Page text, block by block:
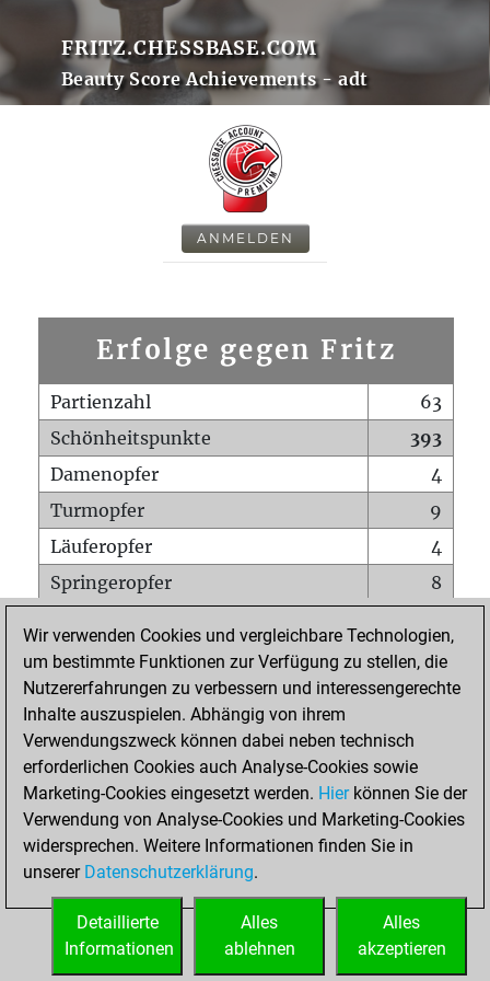
FRITZ.CHESSBASE.COM
Beauty Score Achievements - adt
ANMELDEN
Erfolge gegen Fritz
Partienzahl
63
Schönheitspunkte
393
Damenopfer
4
Turmopfer
9
Läuferopfer
4
Springeropfer
8
Matt auf vollem Brett
0
Bauer setzt Matt
0
Erstickte Matts
Unterverwandlungen
Türme auf der siebten
1
STARTSEITE
Wir verwenden Cookies und vergleichbare Technologien,
um bestimmte Funktionen zur Verfügung zu stellen, die
Nutzererfahrungen zu verbessern und interessengerechte
Inhalte auszuspielen. Abhängig von ihrem
Verwendungszweck können dabei neben technisch
erforderlichen Cookies auch Analyse-Cookies sowie
Marketing-Cookies eingesetzt werden. Hierkönnen Sie der
Verwendung von Analyse-Cookies und Marketing-Cookies
widersprechen. Weitere Informationen finden Sie in
unserer Datenschutzerklärung.
Alles
akzeptieren
Alles
ablehnen
Detaillierte
Informationen